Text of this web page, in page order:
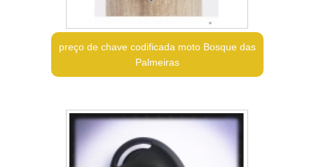
preço de chave codificada moto Bosque das
Palmeiras